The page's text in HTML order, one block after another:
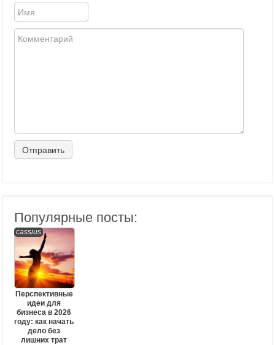
Популярные посты:
cassius
Перспективные
идеи для
бизнеса в 2026
году: как начать
дело без
лишних трат